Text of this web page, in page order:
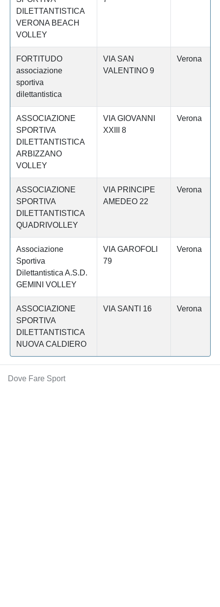
DILETTANTISTICA
VERONA BEACH
VOLLEY
FORTITUDO
associazione
sportiva
dilettantistica
VIA SAN
VALENTINO 9
Verona
ASSOCIAZIONE
SPORTIVA
DILETTANTISTICA
ARBIZZANO
VOLLEY
VIA GIOVANNI
XXIII 8
Verona
ASSOCIAZIONE
SPORTIVA
DILETTANTISTICA
QUADRIVOLLEY
VIA PRINCIPE
AMEDEO 22
Verona
Associazione
Sportiva
Dilettantistica A.S.D.
GEMINI VOLLEY
VIA GAROFOLI
79
Verona
ASSOCIAZIONE
SPORTIVA
DILETTANTISTICA
NUOVA CALDIERO
VIA SANTI 16 Verona
Dove Fare Sport